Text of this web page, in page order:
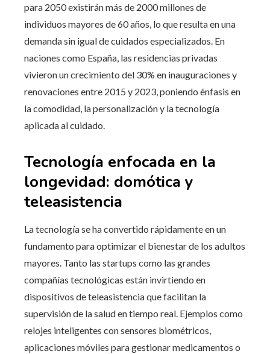
para 2050 existirán más de 2000 millones de
individuos mayores de 60 años, lo que resulta en una
demanda sin igual de cuidados especializados. En
naciones como España, las residencias privadas
vivieron un crecimiento del 30% en inauguraciones y
renovaciones entre 2015 y 2023, poniendo énfasis en
la comodidad, la personalización y la tecnología
aplicada al cuidado.
Tecnología enfocada en la
longevidad: domótica y
teleasistencia
La tecnología se ha convertido rápidamente en un
fundamento para optimizar el bienestar de los adultos
mayores. Tanto las startups como las grandes
compañías tecnológicas están invirtiendo en
dispositivos de teleasistencia que facilitan la
supervisión de la salud en tiempo real. Ejemplos como
relojes inteligentes con sensores biométricos,
aplicaciones móviles para gestionar medicamentos o